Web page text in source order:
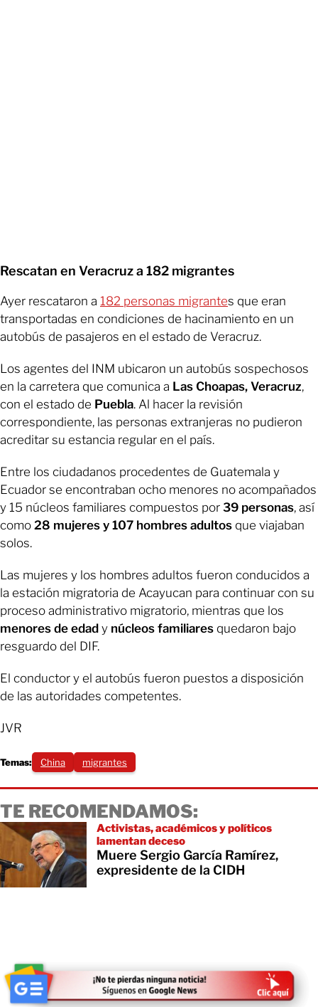
Rescatan en Veracruz a 182 migrantes
Ayer rescataron a 182 personas migrantes que eran
transportadas en condiciones de hacinamiento en un
autobús de pasajeros en el estado de Veracruz.
Los agentes del INM ubicaron un autobús sospechosos
en la carretera que comunica a Las Choapas, Veracruz,
con el estado de Puebla. Al hacer la revisión
correspondiente, las personas extranjeras no pudieron
acreditar su estancia regular en el país.
Entre los ciudadanos procedentes de Guatemala y
Ecuador se encontraban ocho menores no acompañados
y 15 núcleos familiares compuestos por 39 personas, así
como 28 mujeres y 107 hombres adultos que viajaban
solos.
Las mujeres y los hombres adultos fueron conducidos a
la estación migratoria de Acayucan para continuar con su
proceso administrativo migratorio, mientras que los
menores de edad y núcleos familiares quedaron bajo
resguardo del DIF.
El conductor y el autobús fueron puestos a disposición
de las autoridades competentes.
JVR
Temas: China migrantes
TE RECOMENDAMOS:
Activistas, académicos y políticos
lamentan deceso
Muere Sergio García Ramírez,
expresidente de la CIDH